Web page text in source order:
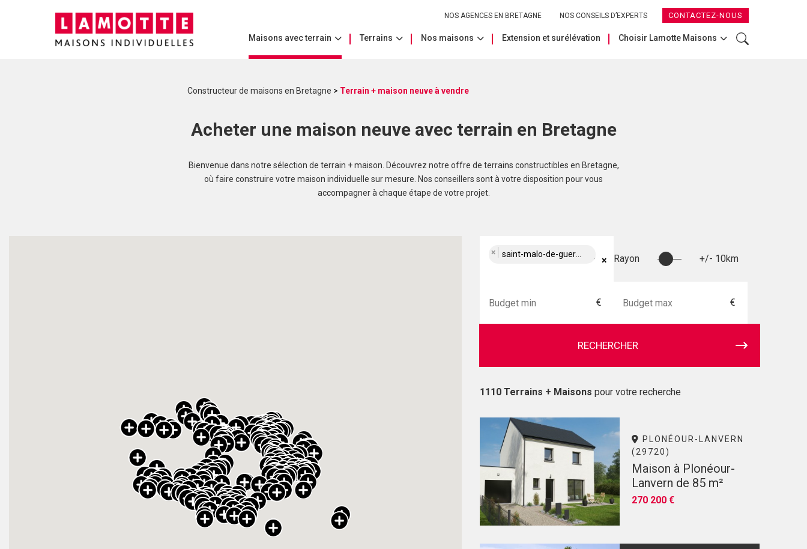
NOS AGENCES EN BRETAGNE NOS CONSEILS D’EXPERTS CONTACTEZ-NOUS
Maisons avec terrain Terrains Nos maisons Extension et surélévation Choisir Lamotte Maisons
Constructeur de maisons en Bretagne > Terrain + maison neuve à vendre
Acheter une maison neuve avec terrain en Bretagne
Bienvenue dans notre sélection de terrain + maison. Découvrez notre offre de terrains constructibles en Bretagne,
où faire construire votre maison individuelle sur mesure. Nos conseillers sont à votre disposition pour vous
accompagner à chaque étape de votre projet.
×
× saint-malo-de-guersac (44550) Rayon +/- 10km
€ €
RECHERCHER
1110 Terrains + Maisons pour votre recherche
PLONÉOUR-LANVERN
(29720)
Maison à Plonéour-
Lanvern de 85 m²
270 200 €